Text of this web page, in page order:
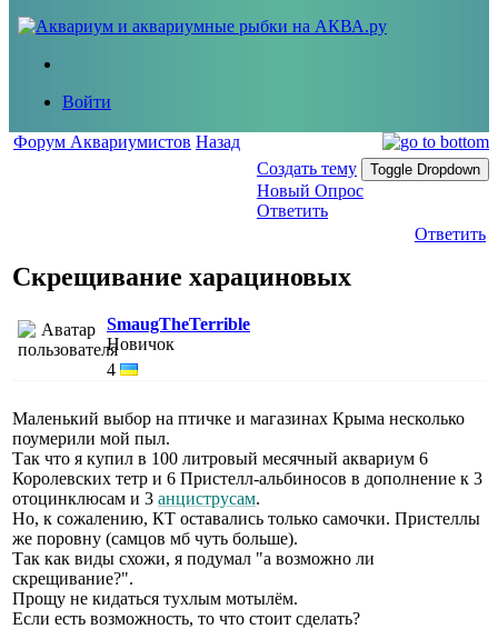
Войти
Форум Аквариумистов Назад
Создать тему
Toggle Dropdown
Новый Опрос
Ответить
Ответить
Скрещивание харациновых
SmaugTheTerrible
Новичок
4
Маленький выбор на птичке и магазинах Крыма несколько
поумерили мой пыл.
Так что я купил в 100 литровый месячный аквариум 6
Королевских тетр и 6 Пристелл-альбиносов в дополнение к 3
отоцинклюсам и 3 анциструсам.
Но, к сожалению, КТ оставались только самочки. Пристеллы
же поровну (самцов мб чуть больше).
Так как виды схожи, я подумал "а возможно ли
скрещивание?".
Прощу не кидаться тухлым мотылём.
Если есть возможность, то что стоит сделать?